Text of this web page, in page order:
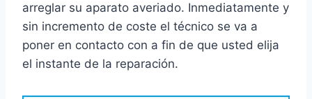
arreglar su aparato averiado. Inmediatamente y
sin incremento de coste el técnico se va a
poner en contacto con a fin de que usted elija
el instante de la reparación.